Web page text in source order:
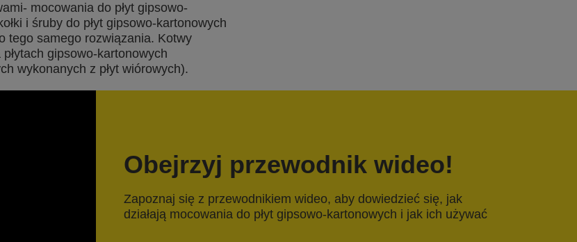
mocowania do płyt gipsowo-
i śruby do płyt gipsowo-kartonowych
tego samego rozwiązania. Kotwy
gipsowo-kartonowych
wykonanych z płyt wiórowych).
Obejrzyj przewodnik wideo!
Zapoznaj się z przewodnikiem wideo, aby dowiedzieć się, jak
działają mocowania do płyt gipsowo-kartonowych i jak ich używać